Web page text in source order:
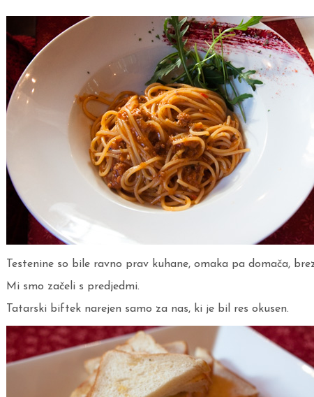
Testenine so bile ravno prav kuhane, omaka pa domača,
Mi smo začeli s predjedmi.
Tatarski biftek narejen samo za nas, ki je bil res okusen.